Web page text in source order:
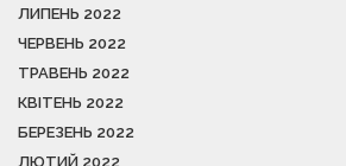
ЛИПЕНЬ 2022
ЧЕРВЕНЬ 2022
ТРАВЕНЬ 2022
КВІТЕНЬ 2022
БЕРЕЗЕНЬ 2022
ЛЮТИЙ 2022